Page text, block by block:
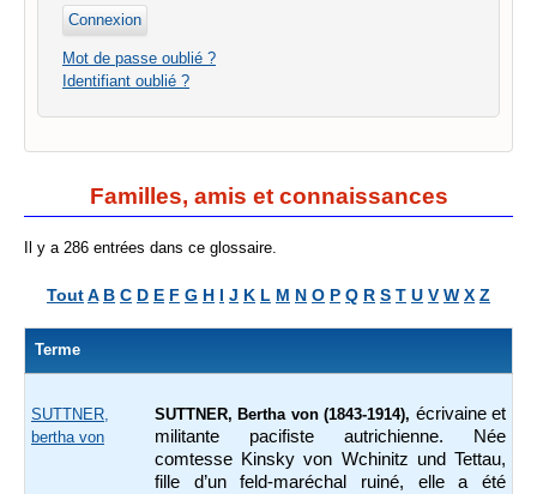
Mot de passe oublié ?
Identifiant oublié ?
Familles, amis et connaissances
Il y a 286 entrées dans ce glossaire.
ToutA B C D E F G H I J K L M N O P Q R S T U V W X Z
Terme
SUTTNER,
bertha von
SUTTNER, Bertha von (1843-1914), écrivaine et
militante pacifiste autrichienne. Née
comtesse Kinsky von Wchinitz und Tettau,
fille d’un feld-maréchal ruiné, elle a été